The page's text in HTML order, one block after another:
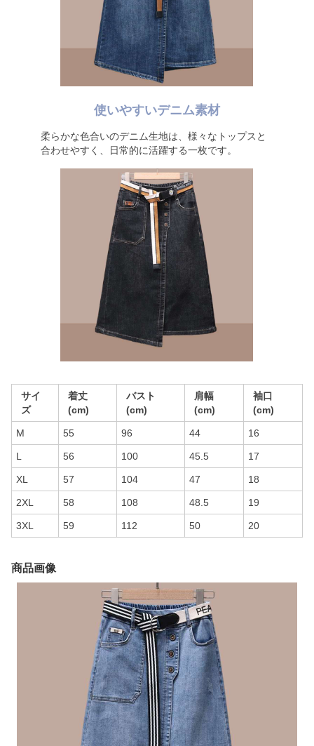
使いやすいデニム素材
柔らかな色合いのデニム生地は、様々なトップスと
合わせやすく、日常的に活躍する一枚です。
サイ
ズ
着丈
(cm)
バスト
(cm)
肩幅
(cm)
袖口
(cm)
M 55 96 44 16
L 56 100 45.5 17
XL 57 104 47 18
2XL 58 108 48.5 19
3XL 59 112 50 20
商品画像